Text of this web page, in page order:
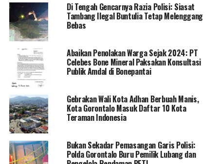
2. Pasien 110 inisial RD (20), seorang laki-laki alamat
Desa Piloliyanga, Kecamatan Tilamuta, Kabupaten
Boalemo. Pasien hasil skrining dengan rapid tes reaktif.
Keadaan umum baik, persiapan rujukan ke RSAS.
3. Pasien 111, HSK, Perempuan, 13 tahun, Desa Bua,
Kecamatan Batudaa, Kabupaten Gorontalo. Pasien 111
merupakan pengembangan tracking pasien MP. Pasien
sementara rujukan ke karantina Pemkab Gorontalo.
4. Pasien 112, MDS, Laki-laki, 21 tahun, alamt Desa Bua,
Kecamatan Batudaa, Kabupaten Gorontalo. Pasien 112
juga merupakan pengembangan pasien 46, MP.
Di Tengah Gencarnya Razia Polisi: Siasat
Tambang Ilegal Buntulia Tetap Melenggang
Bebas
Abaikan Penolakan Warga Sejak 2024: PT
Celebes Bone Mineral Paksakan Konsultasi
Publik Amdal di Bonepantai
Gebrakan Wali Kota Adhan Berbuah Manis,
Kota Gorontalo Masuk Daftar 10 Kota
Teraman Indonesia
Bukan Sekadar Pemasangan Garis Polisi:
Polda Gorontalo Buru Pemilik Lubang dan